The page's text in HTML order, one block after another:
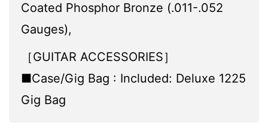
Coated Phosphor Bronze (.011-.052
Gauges),
［GUITAR ACCESSORIES］
■Case/Gig Bag : Included: Deluxe 1225
Gig Bag